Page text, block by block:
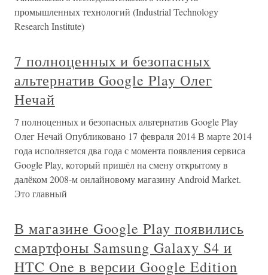
промышленных технологий (Industrial Technology
Research Institute)
7 полноценных и безопасных
альтернатив Google Play Олег
Нечай
7 полноценных и безопасных альтернатив Google Play
Олег Нечай Опубликовано 17 февраля 2014 В марте 2014
года исполняется два года с момента появления сервиса
Google Play, который пришёл на смену открытому в
далёком 2008-м онлайновому магазину Android Market.
Это главный
В магазине Google Play появились
смартфоны Samsung Galaxy S4 и
HTC One в версии Google Edition